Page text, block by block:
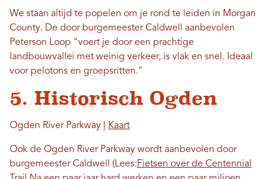
We staan ​​altijd te popelen om je rond te leiden in Morgan
County. De door burgemeester Caldwell aanbevolen
Peterson Loop "voert je door een prachtige
landbouwvallei met weinig verkeer, is vlak en snel. Ideaal
voor pelotons en groepsritten."
5. Historisch Ogden
Ogden River Parkway | Kaart
Ook de Ogden River Parkway wordt aanbevolen door
burgemeester Caldwell (Lees:Fietsen over de Centennial